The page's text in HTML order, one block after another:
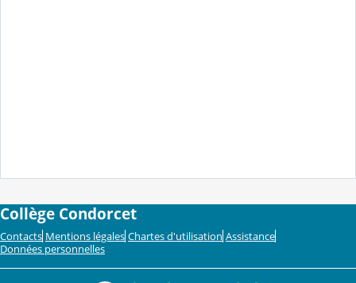
Collège Condorcet
Contacts Mentions légales Chartes d'utilisation Assistance
Données personnelles